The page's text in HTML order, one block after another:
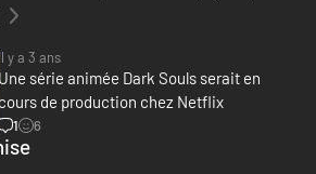
il y a 3 ans
Une série animée Dark Souls serait en
cours de production chez Netflix
1 6